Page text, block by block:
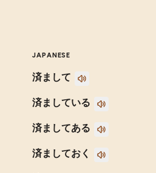
JAPANESE
済まして
済ましている
済ましてある
済ましておく